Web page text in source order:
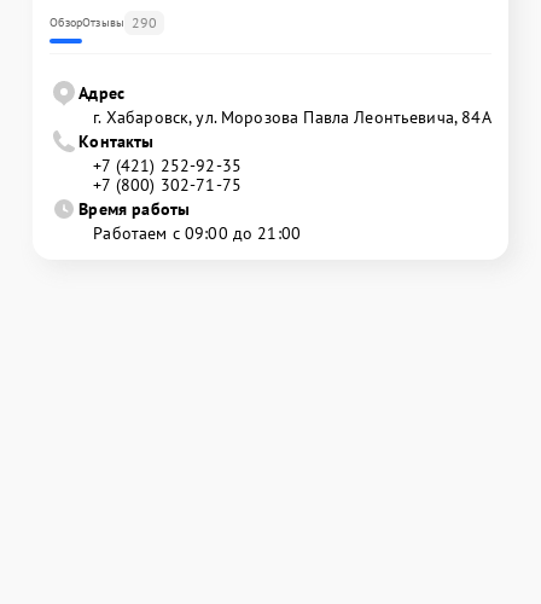
ОбзорОтзывы 290
Адрес
г. Хабаровск, ул. Морозова Павла Леонтьевича, 84А
Контакты
+7 (421) 252-92-35
+7 (800) 302-71-75
Время работы
Работаем с 09:00 до 21:00